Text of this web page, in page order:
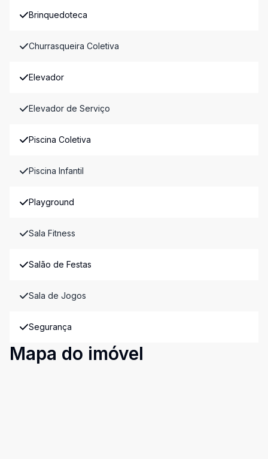
Brinquedoteca
Churrasqueira Coletiva
Elevador
Elevador de Serviço
Piscina Coletiva
Piscina Infantil
Playground
Sala Fitness
Salão de Festas
Sala de Jogos
Segurança
Mapa do imóvel